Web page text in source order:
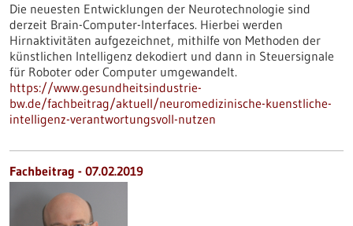
Die neuesten Entwicklungen der Neurotechnologie sind
derzeit Brain-Computer-Interfaces. Hierbei werden
Hirnaktivitäten aufgezeichnet, mithilfe von Methoden der
künstlichen Intelligenz dekodiert und dann in Steuersignale
für Roboter oder Computer umgewandelt.
https://www.gesundheitsindustrie-
bw.de/fachbeitrag/aktuell/neuromedizinische-kuenstliche-
intelligenz-verantwortungsvoll-nutzen
Fachbeitrag - 07.02.2019